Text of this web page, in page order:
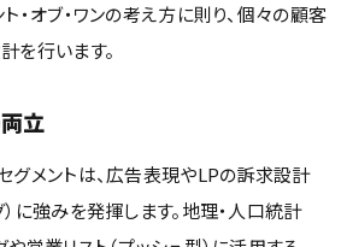
・オブ・ワンの考え方に則り、個々の顧客
を行います。
立
グメントは、広告表現やLPの訴求設計
）に強みを発揮します。地理・人口統計